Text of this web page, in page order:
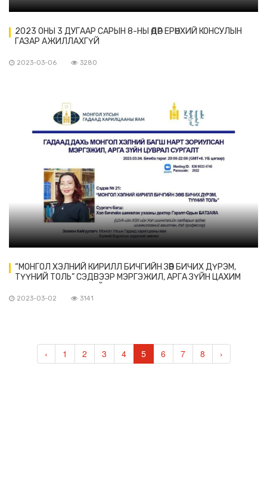
2023 ОНЫ 3 ДУГААР САРЫН 8-НЫ ӨДӨР ЕРӨНХИЙ КОНСУЛЫН
ГАЗАР АЖИЛЛАХГҮЙ
2023-03-06 3280
“МОНГОЛ ХЭЛНИЙ КИРИЛЛ БИЧГИЙН ЗӨВ БИЧИХ ДҮРЭМ,
ТҮҮНИЙ ТОЛЬ” СЭДВЭЭР МЭРГЭЖИЛ, АРГА ЗҮЙН ЦАХИМ
2023-03-02 3141
‹ 1 2 3 4 5 6 7 8 ›